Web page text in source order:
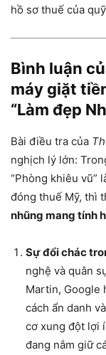
hồ sơ thuế của
Bình luận
máy giặt
“Làm đẹp
Bài điều tra của
nghịch lý lớn:
“Phòng khiêu vũ”
đóng thuế Mỹ, thì
nhũng mang tính
Sự đổi chác
nghệ và quân
Martin, Google
cách ẩn danh
cơ xung đột lợi
đang nắm giữ